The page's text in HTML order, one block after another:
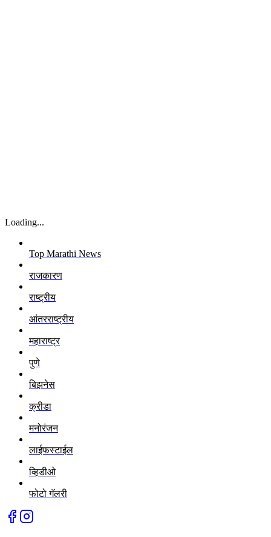
Loading...
Top Marathi News
राजकारण
राष्ट्रीय
आंतरराष्ट्रीय
महाराष्ट्र
पुणे
बिझनेस
क्रीडा
मनोरंजन
लाईफस्टाईल
व्हिडीओ
फोटो गॅलरी